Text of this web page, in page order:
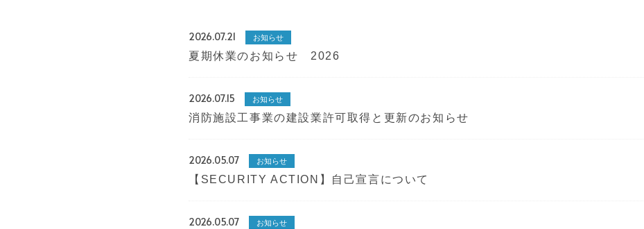
2026.07.21 お知らせ
夏期休業のお知らせ 2026
2026.07.15 お知らせ
消防施設工事業の建設業許可取得と更新のお知らせ
2026.05.07 お知らせ
【SECURITY ACTION】自己宣言について
2026.05.07 お知らせ